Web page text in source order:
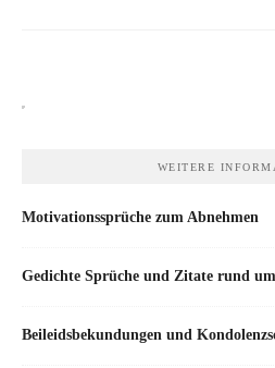
WEITERE
Motivationssprüche zum Abnehmen
Gedichte Sprüche und Zitate rund
Beileidsbekundungen und